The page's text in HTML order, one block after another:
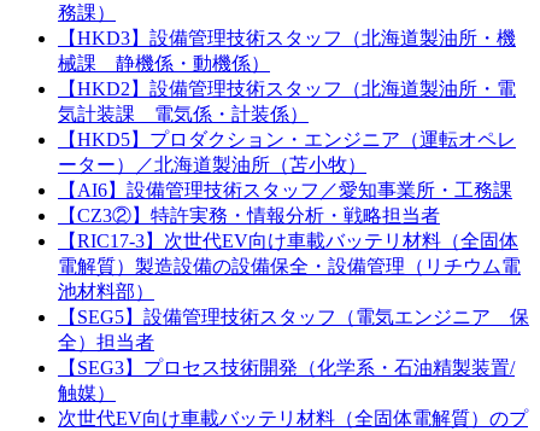
務課）
【HKD3】設備管理技術スタッフ（北海道製油所・機
械課 静機係・動機係）
【HKD2】設備管理技術スタッフ（北海道製油所・電
気計装課 電気係・計装係）
【HKD5】プロダクション・エンジニア（運転オペレ
ーター）／北海道製油所（苫小牧）
【AI6】設備管理技術スタッフ／愛知事業所・工務課
【CZ3②】特許実務・情報分析・戦略担当者
【RIC17-3】次世代EV向け車載バッテリ材料（全固体
電解質）製造設備の設備保全・設備管理（リチウム電
池材料部）
【SEG5】設備管理技術スタッフ（電気エンジニア 保
全）担当者
【SEG3】プロセス技術開発（化学系・石油精製装置/
触媒）
次世代EV向け車載バッテリ材料（全固体電解質）のプ